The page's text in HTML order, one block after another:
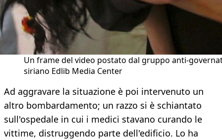
Un frame del video postato dal gruppo anti-
siriano Edlib Media Center
Ad aggravare la situazione è poi intervenuto un
altro bombardamento; un razzo si è schiantato
sull'ospedale in cui i medici stavano curando le
vittime, distruggendo parte dell'edificio. Lo ha